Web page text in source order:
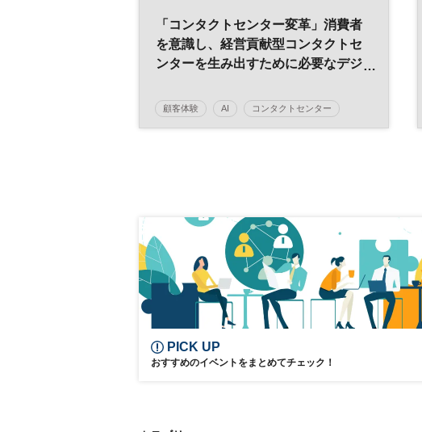
「コンタクトセンター変革」消費者
を意識し、経営貢献型コンタクトセ
ンターを生み出すために必要なデジ
顧客体験 AI コンタクトセンター
PICK UP
おすすめのイベントをまとめてチェック！